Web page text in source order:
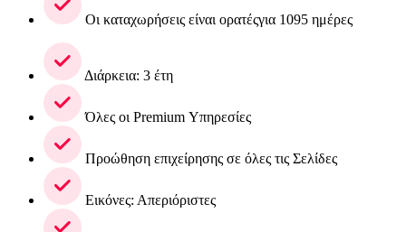
Οι καταχωρήσεις είναι ορατέςγια 1095 ημέρες
Διάρκεια: 3 έτη
Όλες οι Premium Υπηρεσίες
Προώθηση επιχείρησης σε όλες τις Σελίδες
Εικόνες: Απεριόριστες